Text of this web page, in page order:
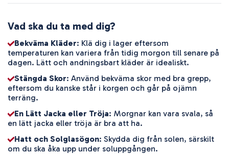
Vad ska du ta med dig?
Bekväma Kläder: Klä dig i lager eftersom
temperaturen kan variera från tidig morgon till senare på
dagen. Lätt och andningsbart kläder är idealiskt.
Stängda Skor: Använd bekväma skor med bra grepp,
eftersom du kanske står i korgen och går på ojämn
terräng.
En Lätt Jacka eller Tröja: Morgnar kan vara svala, så
en lätt jacka eller tröja är bra att ha.
Hatt och Solglasögon: Skydda dig från solen, särskilt
om du ska åka upp under soluppgången.